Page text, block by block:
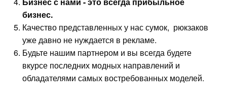
бизнес.
Качество представленных у нас сумок, рюкзаков
уже давно не нуждается в рекламе.
Будьте нашим партнером и вы всегда будете
вкурсе последних модных направлений и
обладателями самых востребованных моделей.